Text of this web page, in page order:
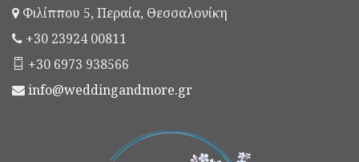
Φιλίππου 5, Περαία, Θεσσαλονίκη
+30 23924 00811
+30 6973 938566
info@weddingandmore.gr